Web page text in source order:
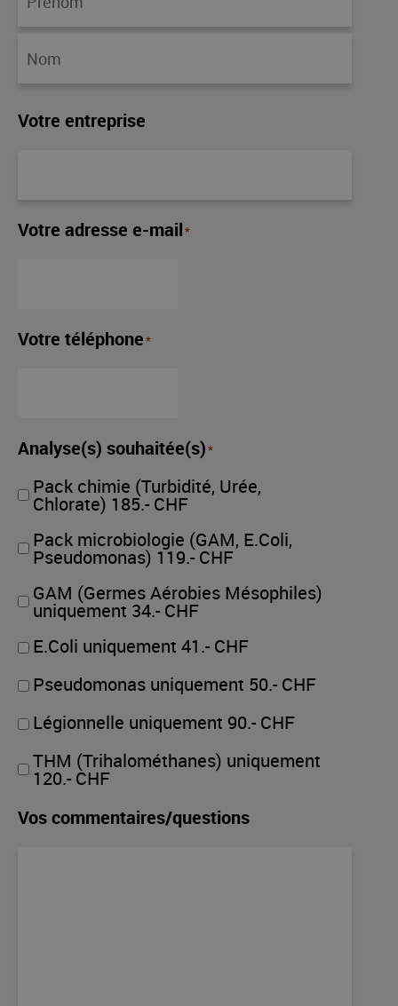
Votre entreprise
Votre adresse e-mail*
Votre téléphone*
Analyse(s) souhaitée(s)*
Pack chimie (Turbidité, Urée,
Chlorate) 185.- CHF
Pack microbiologie (GAM, E.Coli,
Pseudomonas) 119.- CHF
GAM (Germes Aérobies Mésophiles)
uniquement 34.- CHF
E.Coli uniquement 41.- CHF
Pseudomonas uniquement 50.- CHF
Légionnelle uniquement 90.- CHF
THM (Trihalométhanes) uniquement
120.- CHF
Vos commentaires/questions